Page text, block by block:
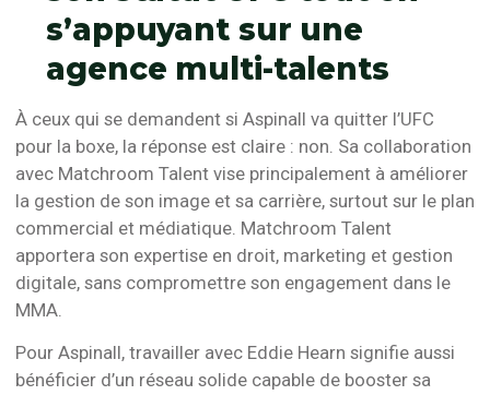
s’appuyant sur une
agence multi-talents
À ceux qui se demandent si Aspinall va quitter l’UFC
pour la boxe, la réponse est claire : non. Sa collaboration
avec Matchroom Talent vise principalement à améliorer
la gestion de son image et sa carrière, surtout sur le plan
commercial et médiatique. Matchroom Talent
apportera son expertise en droit, marketing et gestion
digitale, sans compromettre son engagement dans le
MMA.
Pour Aspinall, travailler avec Eddie Hearn signifie aussi
bénéficier d’un réseau solide capable de booster sa